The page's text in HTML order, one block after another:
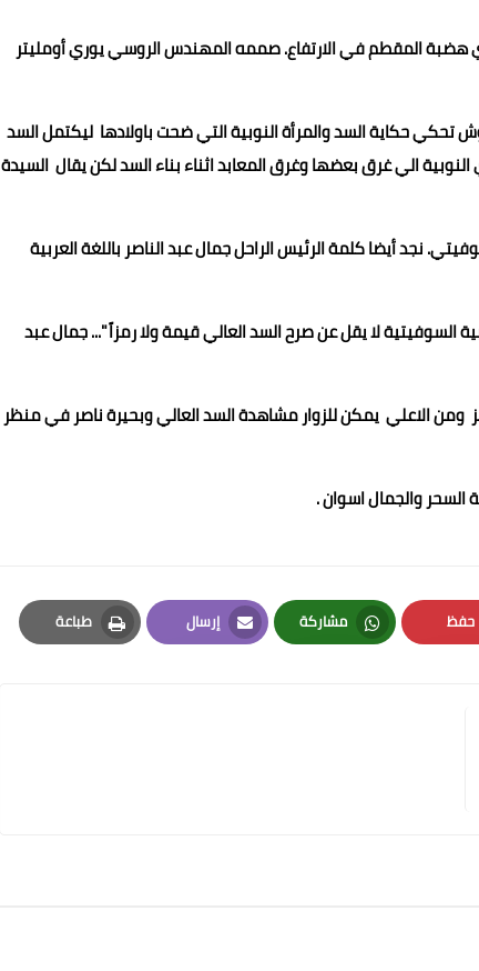
هضبة المقطم في الارتفاع. صممه المهندس الروسي يوري أومليتر
حكاية السد والمرأة النوبية التي ضحت باولادها ليكتمل السد
الي غرق بعضها وغرق المعابد اثناء بناء السد لكن يقال السيدة
نجد أيضا كلمة الرئيس الراحل جمال عبد الناصر باللغة العربية
لا يقل عن صرح السد العالي قيمة ولا رمزاً "... جمال عبد
ومن الاعلي يمكن للزوار مشاهدة السد العالي وبحيرة ناصر في منظر
والجمال اسوان .
حفظ
Pinterest
مشاركة
Whatsapp
إرسال
Email
طباعة
Print